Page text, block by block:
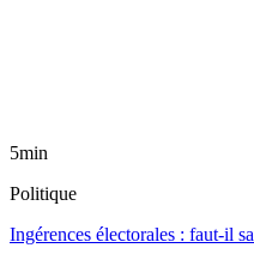
5min
Politique
Ingérences électorales : faut-il